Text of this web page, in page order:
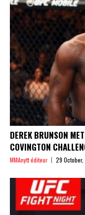
DEREK BRUNSON
COVINGTON
MMAnytt éditeur 29 October,